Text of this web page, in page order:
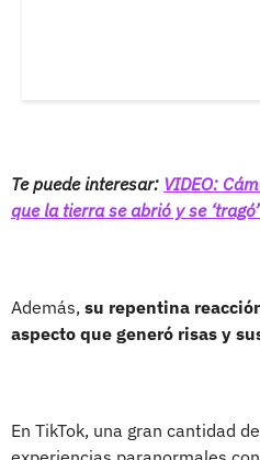
Te puede interesar: VIDEO:
que la tierra se abrió y se
Además, su repentina
aspecto que generó risas y
En TikTok, una gran cantidad